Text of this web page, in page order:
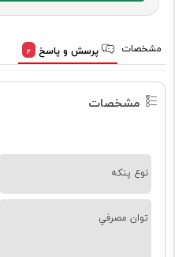
مشخصات پرسش و پاسخ 2
مشخصات
نوع پنکه
توان مصرفي